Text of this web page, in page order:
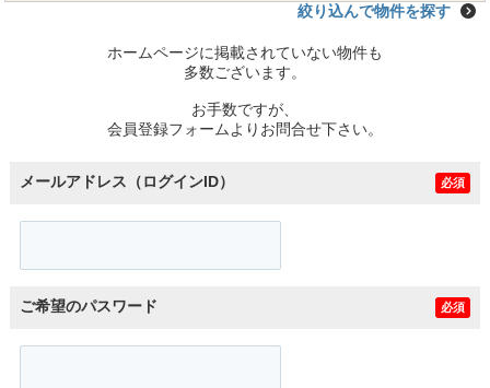
絞り込んで物件を探す
ホームページに掲載されていない物件も
多数ございます。
お手数ですが、
会員登録フォームよりお問合せ下さい。
メールアドレス（ログインID） 必須
ご希望のパスワード 必須